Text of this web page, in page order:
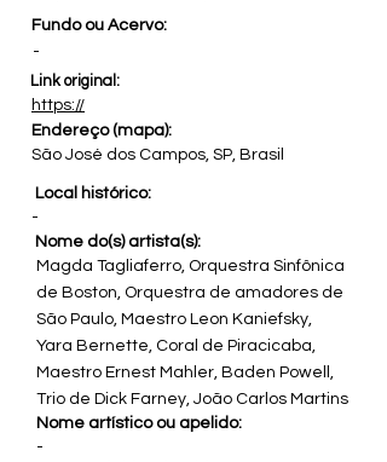
Fundo ou Acervo:
-
Link original:
https://
Endereço (mapa):
São José dos Campos, SP, Brasil
Local histórico:
-
Nome do(s) artista(s):
Magda Tagliaferro, Orquestra Sinfônica
de Boston, Orquestra de amadores de
São Paulo, Maestro Leon Kaniefsky,
Yara Bernette, Coral de Piracicaba,
Maestro Ernest Mahler, Baden Powell,
Trio de Dick Farney, João Carlos Martins
Nome artístico ou apelido:
-